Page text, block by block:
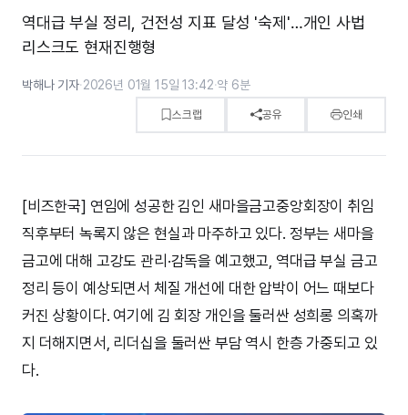
역대급 부실 정리, 건전성 지표 달성 '숙제'…개인 사법
리스크도 현재진행형
박해나 기자·2026년 01월 15일 13:42·약 6분
스크랩 공유 인쇄
[비즈한국] 연임에 성공한 김인 새마을금고중앙회장이 취임
직후부터 녹록지 않은 현실과 마주하고 있다. 정부는 새마을
금고에 대해 고강도 관리·감독을 예고했고, 역대급 부실 금고
정리 등이 예상되면서 체질 개선에 대한 압박이 어느 때보다
커진 상황이다. 여기에 김 회장 개인을 둘러싼 성희롱 의혹까
지 더해지면서, 리더십을 둘러싼 부담 역시 한층 가중되고 있
다.